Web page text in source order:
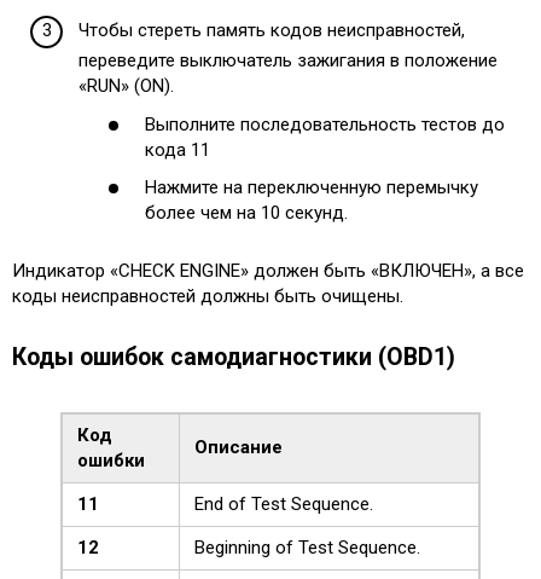
Чтобы стереть память кодов неисправностей,
переведите выключатель зажигания в положение
«RUN» (ON).
Выполните последовательность тестов до
кода 11
Нажмите на переключенную перемычку
более чем на 10 секунд.
Индикатор «CHECK ENGINE» должен быть «ВКЛЮЧЕН», а все
коды неисправностей должны быть очищены.
Коды ошибок самодиагностики (OBD1)
Код
ошибки
Описание
11
End of Test Sequence.
12
Beginning of Test Sequence.